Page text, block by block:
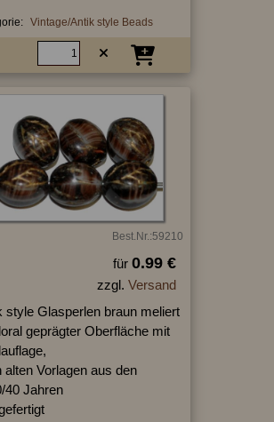
Vintage/Antik style Beads
Best.Nr.:59210
für 0.99 €
zzgl. Versand
style Glasperlen braun meliert
geprägter Oberfläche mit
alten Vorlagen aus den
40 Jahren